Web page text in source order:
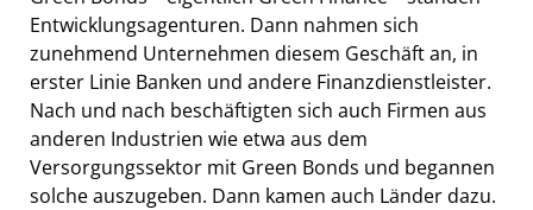
Entwicklungsagenturen. Dann nahmen sich
zunehmend Unternehmen diesem Geschäft an, in
erster Linie Banken und andere Finanzdienstleister.
Nach und nach beschäftigten sich auch Firmen aus
anderen Industrien wie etwa aus dem
Versorgungssektor mit Green Bonds und begannen
solche auszugeben. Dann kamen auch Länder dazu.